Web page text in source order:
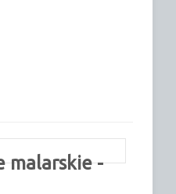
malarskie -